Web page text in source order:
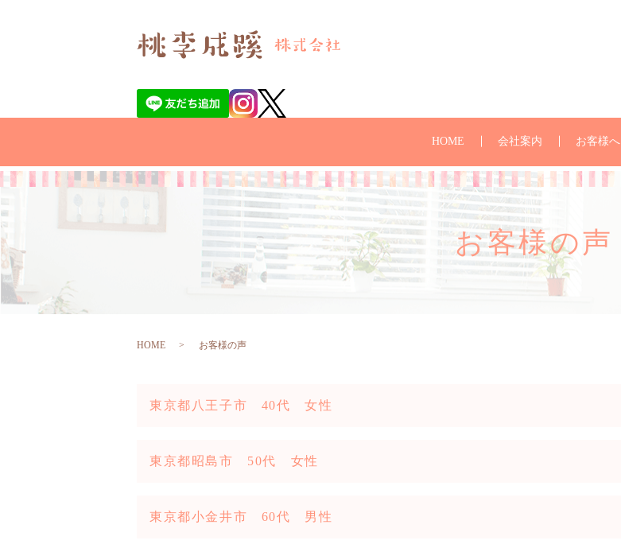
HOME 会社案内 お客様へ
お客様の声
HOME お客様の声
東京都八王子市 40代 女性
東京都昭島市 50代 女性
東京都小金井市 60代 男性